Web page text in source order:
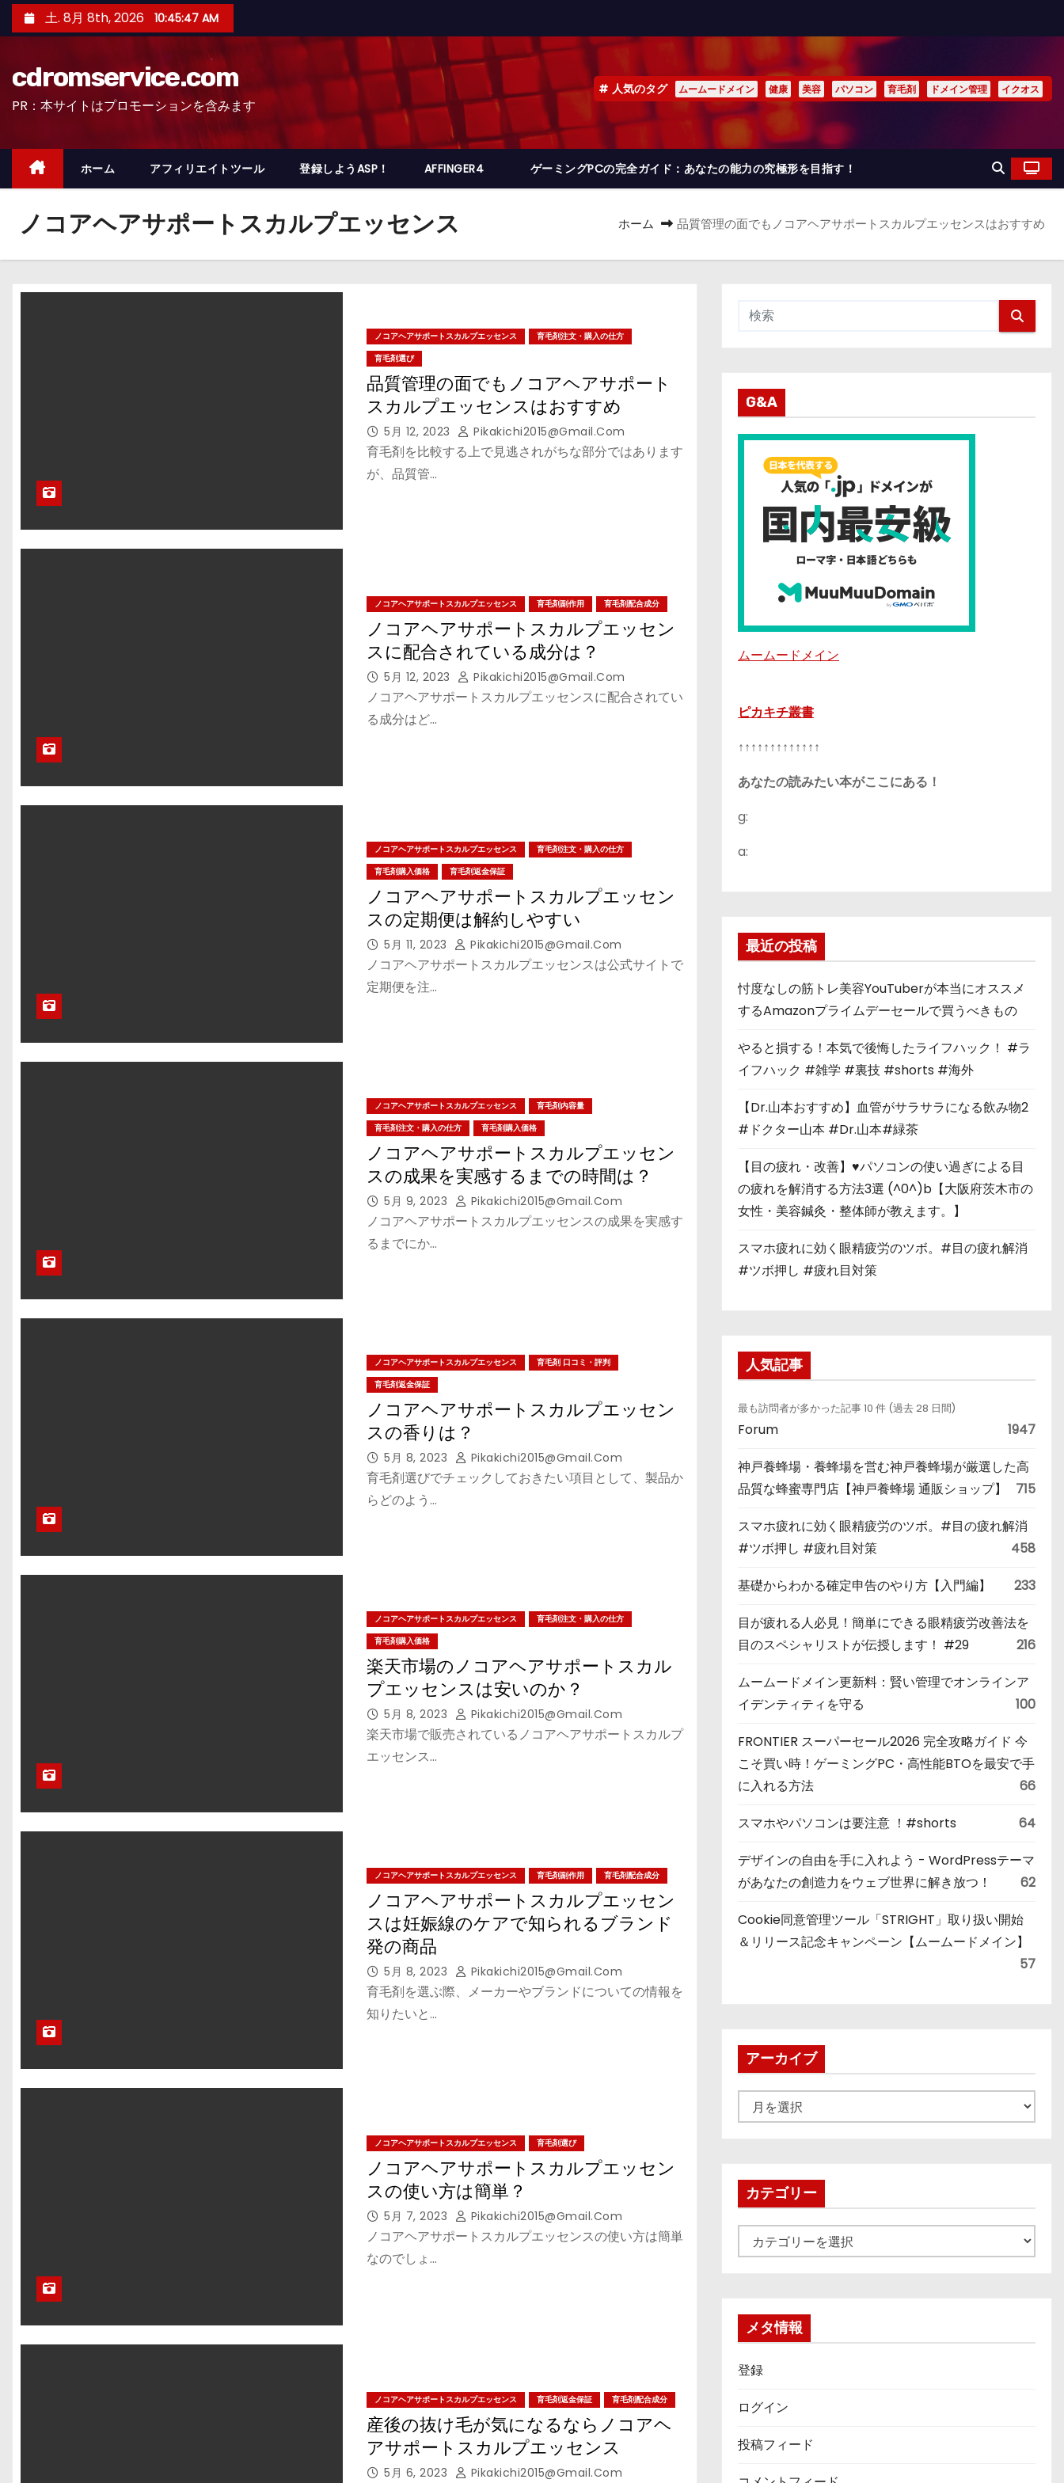
ン
ッ
土. 8月 8th, 2026 10:45:48 AM
cdromservice.com
PR：本サイトはプロモーションを含みます
人気のタグ ムームードメイン 健康 美容 パソコン 育毛剤 ドメイン管理 イクオス
ホーム アフィリエイトツール 登録しようASP！ AFFINGER4 ゲーミングPCの完全ガイド：あなたの能力の究極形を目指す！
ノコアヘアサポートスカルプエッセンス ホーム 品質管理の面でもノコアヘアサポートスカルプエッセンスはおすすめ
ノコアヘアサポートスカルプエッセンス
育毛剤注文・購入の仕方
育毛剤選び
品質管理の面でもノコアヘアサポート
スカルプエッセンスはおすすめ
5月 12, 2023 Pikakichi2015@gmail.com
育毛剤を比較する上で見逃されがちな部分ではあります
が、品質管…
ノコアヘアサポートスカルプエッセンス 育毛剤副作用 育毛剤配合成分
ノコアヘアサポートスカルプエッセン
スに配合されている成分は？
5月 12, 2023 Pikakichi2015@gmail.com
ノコアヘアサポートスカルプエッセンスに配合されてい
る成分はど…
ノコアヘアサポートスカルプエッセンス
育毛剤注文・購入の仕方
育毛剤購入価格
育毛剤返金保証
ノコアヘアサポートスカルプエッセン
スの定期便は解約しやすい
5月 11, 2023 Pikakichi2015@gmail.com
ノコアヘアサポートスカルプエッセンスは公式サイトで
定期便を注…
ノコアヘアサポートスカルプエッセンス
育毛剤内容量
育毛剤注文・購入の仕方
育毛剤購入価格
ノコアヘアサポートスカルプエッセン
スの成果を実感するまでの時間は？
5月 9, 2023 Pikakichi2015@gmail.com
ノコアヘアサポートスカルプエッセンスの成果を実感す
るまでにか…
ノコアヘアサポートスカルプエッセンス
育毛剤 口コミ・評判
育毛剤返金保証
ノコアヘアサポートスカルプエッセン
スの香りは？
5月 8, 2023 Pikakichi2015@gmail.com
育毛剤選びでチェックしておきたい項目として、製品か
らどのよう…
ノコアヘアサポートスカルプエッセンス
育毛剤注文・購入の仕方
育毛剤購入価格
楽天市場のノコアヘアサポートスカル
プエッセンスは安いのか？
5月 8, 2023 Pikakichi2015@gmail.com
楽天市場で販売されているノコアヘアサポートスカルプ
エッセンス…
ノコアヘアサポートスカルプエッセンス 育毛剤副作用 育毛剤配合成分
ノコアヘアサポートスカルプエッセン
スは妊娠線のケアで知られるブランド
発の商品
5月 8, 2023 Pikakichi2015@gmail.com
育毛剤を選ぶ際、メーカーやブランドについての情報を
知りたいと…
ノコアヘアサポートスカルプエッセンス 育毛剤選び
ノコアヘアサポートスカルプエッセン
スの使い方は簡単？
5月 7, 2023 Pikakichi2015@gmail.com
ノコアヘアサポートスカルプエッセンスの使い方は簡単
なのでしょ…
ノコアヘアサポートスカルプエッセンス 育毛剤返金保証 育毛剤配合成分
産後の抜け毛が気になるならノコアヘ
アサポートスカルプエッセンス
5月 6, 2023 Pikakichi2015@gmail.com
G&A
ムームードメイン
ピカキチ叢書
↑↑↑↑↑↑↑↑↑↑↑↑↑
あなたの読みたい本がここにある！
g:
a:
最近の投稿
忖度なしの筋トレ美容YouTuberが本当にオススメ
するAmazonプライムデーセールで買うべきもの
やると損する！本気で後悔したライフハック！ #ラ
イフハック #雑学 #裏技 #shorts #海外
【Dr.山本おすすめ】血管がサラサラになる飲み物2
#ドクター山本 #Dr.山本#緑茶
【目の疲れ・改善】♥パソコンの使い過ぎによる目
の疲れを解消する方法3選 (^0^)b【大阪府茨木市の
女性・美容鍼灸・整体師が教えます。】
スマホ疲れに効く眼精疲労のツボ。#目の疲れ解消
#ツボ押し #疲れ目対策
人気記事
最も訪問者が多かった記事 10 件 (過去 28 日間)
Forum 1947
神戸養蜂場・養蜂場を営む神戸養蜂場が厳選した高
品質な蜂蜜専門店【神戸養蜂場 通販ショップ】
715
スマホ疲れに効く眼精疲労のツボ。#目の疲れ解消
#ツボ押し #疲れ目対策
458
基礎からわかる確定申告のやり方【入門編】 233
目が疲れる人必見！簡単にできる眼精疲労改善法を
目のスペシャリストが伝授します！ #29
216
ムームードメイン更新料：賢い管理でオンラインア
イデンティティを守る
100
FRONTIER スーパーセール2026 完全攻略ガイド 今
こそ買い時！ゲーミングPC・高性能BTOを最安で手
に入れる方法
66
スマホやパソコンは要注意 ！#shorts 64
デザインの自由を手に入れよう - WordPressテーマ
があなたの創造力をウェブ世界に解き放つ！
62
Cookie同意管理ツール「STRIGHT」取り扱い開始
＆リリース記念キャンペーン【ムームードメイン】
57
アーカイブ
ー
ブカテゴリー
テ
メタ情報
登録
ログイン
投稿フィード